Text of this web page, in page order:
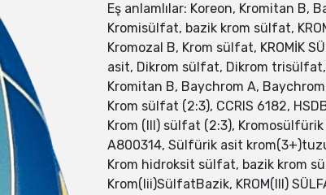
Eş anlamlılar: Koreon, Kromitan B,
Kromisülfat, bazik krom sülfat,
Kromozal B, Krom sülfat, KROMİK
asit, Dikrom sülfat, Dikrom
Kromitan B, Baychrom A,
Krom sülfat (2:3), CCRIS 6182,
Krom (III) sülfat (2:3), Kromosülfürik
A800314, Sülfürik asit
Krom hidroksit sülfat, bazik krom
Krom(Iii)SülfatBazik, KROM(III)